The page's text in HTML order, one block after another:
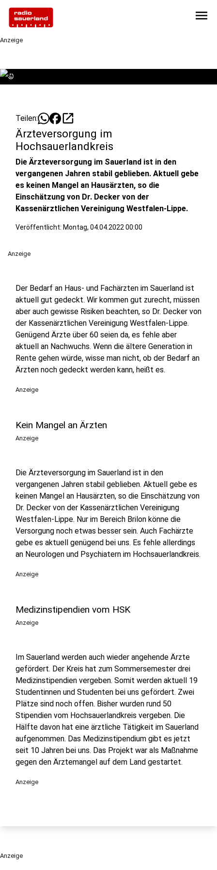
menu
Anzeige
©
Teilen: open_in_new
Ärzteversorgung im
Hochsauerlandkreis
Die Ärzteversorgung im Sauerland ist in den
vergangenen Jahren stabil geblieben. Aktuell gebe
es keinen Mangel an Hausärzten, so die
Einschätzung von Dr. Decker von der
Kassenärztlichen Vereinigung Westfalen-Lippe.
Veröffentlicht: Montag, 04.04.2022 00:00
Anzeige
Der Bedarf an Haus- und Fachärzten im Sauerland ist
aktuell gut gedeckt. Wir kommen gut zurecht, müssen
aber auch gewisse Risiken beachten, so Dr. Decker von
der Kassenärztlichen Vereinigung Westfalen-Lippe.
Genügend Ärzte über 60 seien da, es fehle aber
aktuell an Nachwuchs. Wenn die ältere Generation in
Rente gehen würde, wisse man nicht, ob der Bedarf an
Ärzten noch gedeckt werden kann, heißt es.
Anzeige
Kein Mangel an Ärzten
Anzeige
Die Ärzteversorgung im Sauerland ist in den
vergangenen Jahren stabil geblieben. Aktuell gebe es
keinen Mangel an Hausärzten, so die Einschätzung von
Dr. Decker von der Kassenärztlichen Vereinigung
Westfalen-Lippe. Nur im Bereich Brilon könne die
Versorgung noch etwas besser sein. Auch Fachärzte
gebe es aktuell genügend bei uns. Es fehle allerdings
an Neurologen und Psychiatern im Hochsauerlandkreis.
Anzeige
Medizinstipendien vom HSK
Anzeige
Im Sauerland werden auch wieder angehende Ärzte
gefördert. Der Kreis hat zum Sommersemester drei
Medizinstipendien vergeben. Somit werden aktuell 19
Studentinnen und Studenten bei uns gefördert. Zwei
Plätze sind noch offen. Bisher wurden rund 50
Stipendien vom Hochsauerlandkreis vergeben. Die
Hälfte davon hat eine ärztliche Tätigkeit im Sauerland
aufgenommen. Das Medizinstipendium gibt es jetzt
seit 10 Jahren bei uns. Das Projekt war als Maßnahme
gegen den Ärztemangel auf dem Land gestartet.
Anzeige
Anzeige